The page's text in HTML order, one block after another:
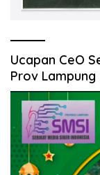
Ucapan CeO
Prov Lampung